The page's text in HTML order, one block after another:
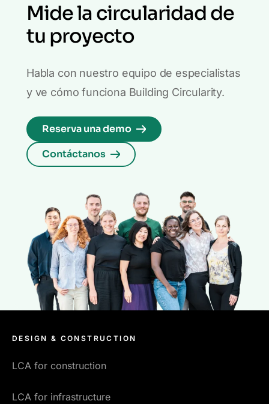
Mide la circularidad de
tu proyecto
Habla con nuestro equipo de especialistas
y ve cómo funciona Building Circularity.
Reserva una demo
Contáctanos
DESIGN & CONSTRUCTION
LCA for construction
LCA for infrastructure